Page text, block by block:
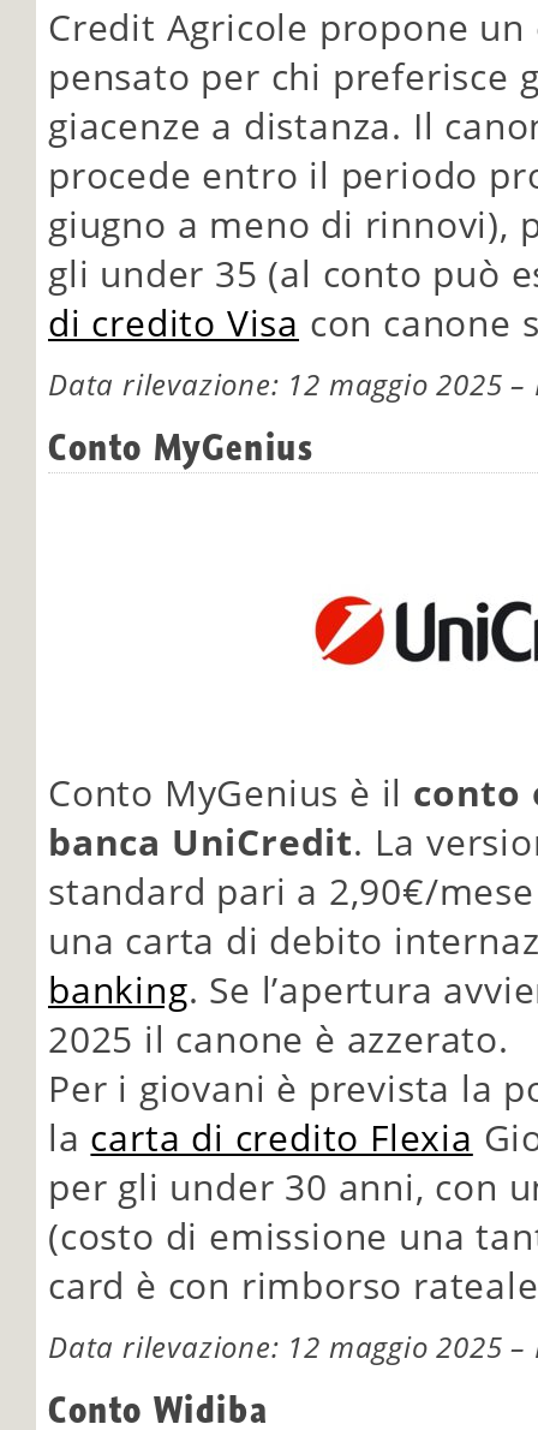
Credit Agricole propone
pensato per chi preferisce
giacenze a distanza. Il
procede entro il periodo
giugno a meno di rinnovi),
gli under 35 (al conto può
di credito Visa con canone
Data rilevazione: 12 maggio 2025
Conto MyGenius
Conto MyGenius è il conto
banca UniCredit. La
standard pari a 2,90€/
una carta di debito
banking. Se l’apertura
2025 il canone è azzerato.
Per i giovani è prevista la
la carta di credito Flexia
per gli under 30 anni, con
(costo di emissione una
card è con rimborso
Data rilevazione: 12 maggio 2025
Conto Widiba